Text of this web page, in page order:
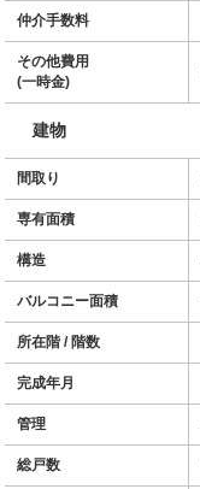
仲介手数料
その他費用
(一時金)
建物
間取り
専有面積
構造
バルコニー面積
所在階 / 階数
完成年月
管理
総戸数